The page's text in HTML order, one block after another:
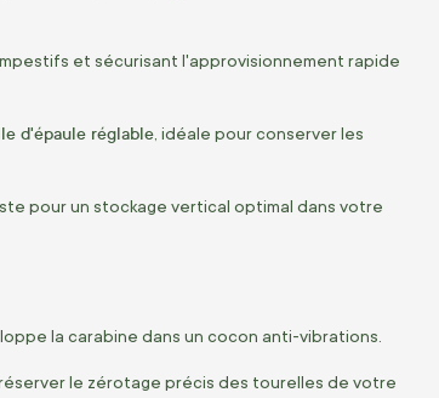
et sécurisant l'approvisionnement rapide
d'épaule réglable , idéale pour conserver les
pour un stockage vertical optimal dans votre
la carabine dans un cocon anti-vibrations.
le zérotage précis des tourelles de votre